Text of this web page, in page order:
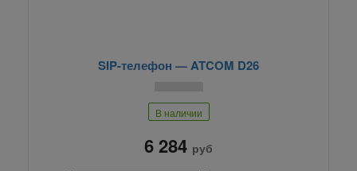
SIP-телефон — ATCOM D26
В наличии
6 284 руб